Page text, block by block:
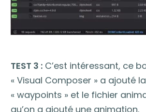
TEST 3 : C’est intéressant, ce
« Visual Composer » a ajouté
« waypoints » et le fichier
qu’on a ajouté une animation.